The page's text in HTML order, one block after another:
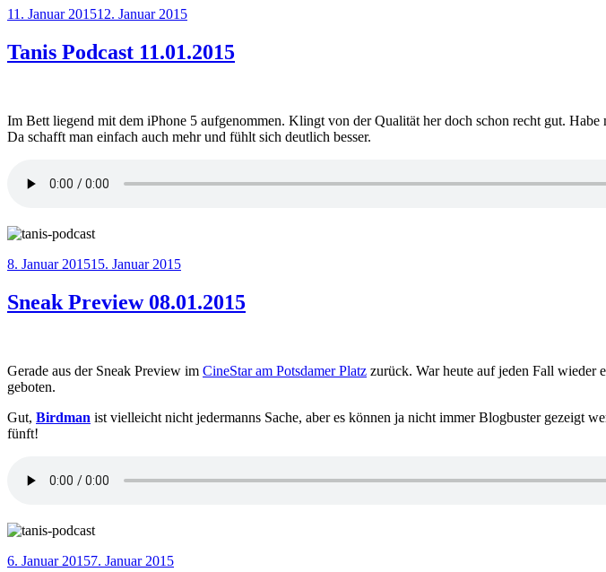
Veröffentlicht
11. Januar 201512. Januar 2015
Tanis Podcast 11.01.2015
Im Bett liegend mit dem iPhone 5 aufgenommen. Klingt von der Qualität her doch schon recht gut.
Da schafft man einfach auch mehr und fühlt sich deutlich besser.
Veröffentlicht
8. Januar 201515. Januar 2015
Sneak Preview 08.01.2015
Gerade aus der Sneak Preview im CineStar am Potsdamer Platz zurück. War heute auf jeden Fall wieder
geboten.
Gut, Birdman ist vielleicht nicht jedermanns Sache, aber es können ja nicht immer Blogbuster gezeigt
fünft!
Veröffentlicht
6. Januar 20157. Januar 2015